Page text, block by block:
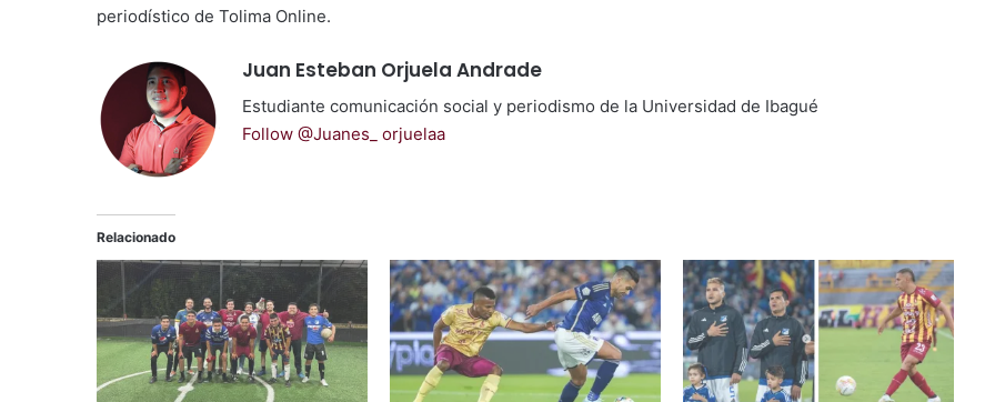
periodístico de Tolima Online.
Juan Esteban Orjuela Andrade
Estudiante comunicación social y periodismo de la Universidad de Ibagué
Follow @Juanes_ orjuelaa
Relacionado